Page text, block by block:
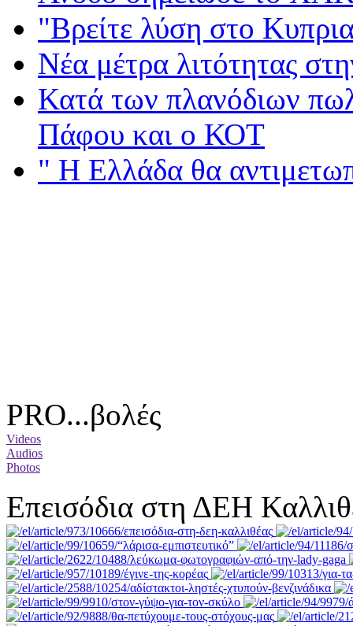
"Βρείτε λύση στο
Νέα μέτρα λιτότητας
Κατά των πλανόδιων
Πάφου και ο ΚΟΤ
" Η Ελλάδα θα
PRO...βολές
Videos
Audios
Photos
Επεισόδια στη ΔΕΗ